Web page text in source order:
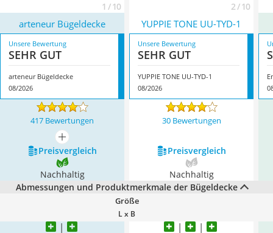
1 / 10 2 / 10
arteneur Bügeldecke YUPPIE TONE UU-TYD-1
Unsere Bewertung
SEHR GUT
arteneur Bügeldecke
08/2026
Unsere Bewertung
SEHR GUT
YUPPIE TONE UU-TYD-1
08/2026
417 Bewertungen 30 Bewertungen
mehr anzeigen
Preis­vergleich
Preis­vergleich
Nachhaltig
Nachhaltig
Abmessungen und Produktmerkmale der Bügeldecke
Größe
L x B